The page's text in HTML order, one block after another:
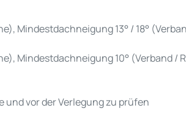
Mindestdachneigung 13° / 18°
Mindestdachneigung 10° (Verband /
und vor der Verlegung zu prüfen